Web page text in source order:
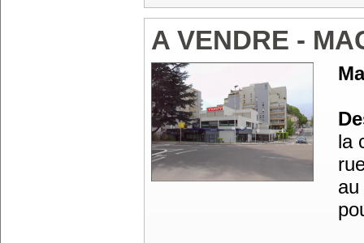
A VENDRE -
la